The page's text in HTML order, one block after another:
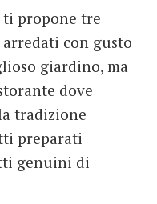
ti propone tre
con gusto
giardino, ma
dove
tradizione
preparati
genuini di